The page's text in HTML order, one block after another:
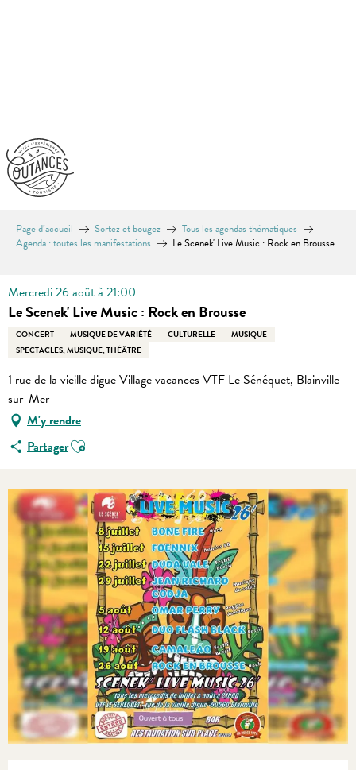
Page d’accueil Sortez et bougez
Tous les agendas thématiques
Agenda : toutes les manifestations
Le Scenek' Live Music : Rock en Brousse
Mercredi 26 août à 21:00
Le Scenek' Live Music : Rock en Brousse
CONCERT MUSIQUE DE VARIÉTÉ CULTURELLE
MUSIQUE
SPECTACLES, MUSIQUE, THÉÂTRE
1 rue de la vieille digue Village vacances VTF Le Sénéquet, Blainville-
sur-Mer
M'y rendre
PartagerAjouter aux favoris